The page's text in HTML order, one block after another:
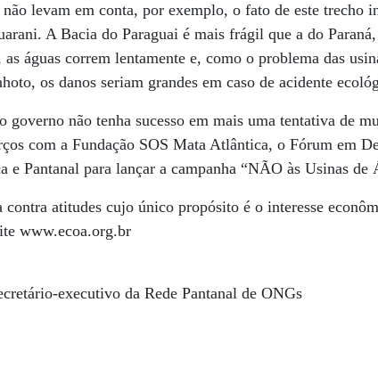
levam em conta, por exemplo, o fato de este trecho
A Bacia do Paraguai é mais frágil que a do
águas correm lentamente e, como o problema das
os danos seriam grandes em caso de acidente
governo não tenha sucesso em mais uma tentativa de
com a Fundação SOS Mata Atlântica, o Fórum em
e Pantanal para lançar a campanha “NÃO às Usinas de
contra atitudes cujo único propósito é o interesse
www.ecoa.org.br
executivo da Rede Pantanal de ONGs